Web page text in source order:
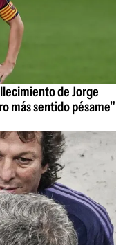
de Jorge
más sentido pésame"